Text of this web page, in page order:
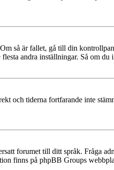
så är fallet, gå till din
andra inställningar. Så om
och tiderna fortfarande inte
forumet till ditt språk. Fråga
finns på phpBB Groups